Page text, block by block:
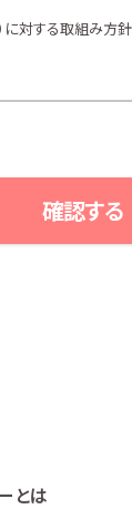
対する取組み方
商品取引業者
る場合を除き、
報提供を行うため
帯・関連する商品・
やサービスの研究
た場合等におい
れた業務の遂行等
確認する
とは